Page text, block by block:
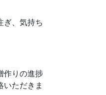
ぎ、気持ち
作りの進捗
いただきま